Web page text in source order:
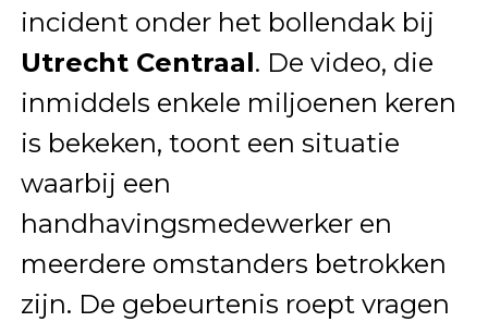
incident onder het bollendak bij
Utrecht Centraal. De video, die
inmiddels enkele miljoenen keren
is bekeken, toont een situatie
waarbij een
handhavingsmedewerker en
meerdere omstanders betrokken
zijn. De gebeurtenis roept vragen